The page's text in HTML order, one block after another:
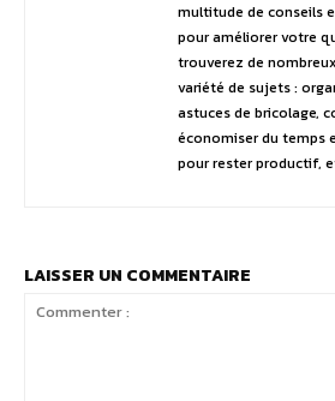
multitude de conseils
pour améliorer votre
trouverez de
variété de sujets :
astuces de bricolage,
économiser du temps
pour rester productif,
LAISSER UN COMMENTAIRE